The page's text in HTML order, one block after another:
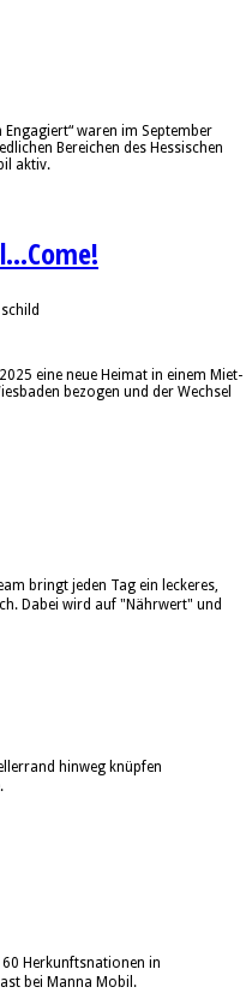
waren im September
Bereichen des Hessischen
aktiv.
eine neue Heimat in einem Miet-
bezogen und der Wechsel
bringt jeden Tag ein leckeres,
Dabei wird auf "Nährwert" und
hinweg knüpfen
60 Herkunftsnationen in
bei Manna Mobil.